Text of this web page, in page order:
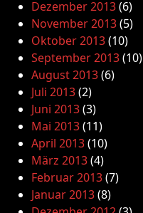
Dezember 2013(6)
November 2013(5)
Oktober 2013(10)
September 2013(10)
August 2013(6)
Juli 2013(2)
Juni 2013(3)
Mai 2013(11)
April 2013(10)
März 2013(4)
Februar 2013(7)
Januar 2013(8)